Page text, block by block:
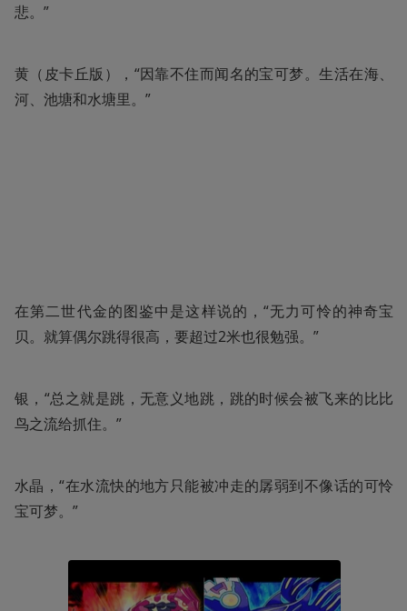
悲。”
黄（皮卡丘版），“因靠不住而闻名的宝可梦。生活在海、
河、池塘和水塘里。”
在第二世代金的图鉴中是这样说的，“无力可怜的神奇宝
贝。就算偶尔跳得很高，要超过2米也很勉强。”
银，“总之就是跳，无意义地跳，跳的时候会被飞来的比比
鸟之流给抓住。”
水晶，“在水流快的地方只能被冲走的孱弱到不像话的可怜
宝可梦。”